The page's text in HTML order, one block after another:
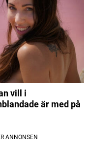
vill i
är med på